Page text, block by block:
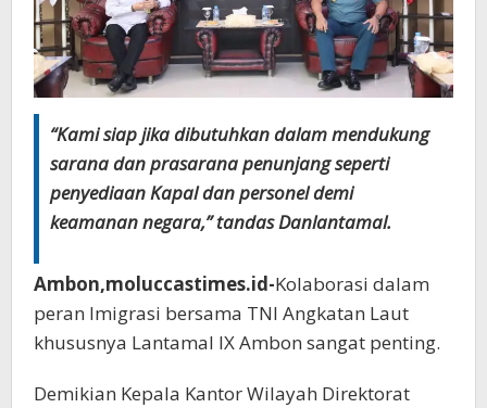
“Kami siap jika dibutuhkan dalam mendukung
sarana dan prasarana penunjang seperti
penyediaan Kapal dan personel demi
keamanan negara,” tandas Danlantamal.
Ambon,moluccastimes.id-Kolaborasi dalam
peran Imigrasi bersama TNI Angkatan Laut
khususnya Lantamal IX Ambon sangat penting.
Demikian Kepala Kantor Wilayah Direktorat